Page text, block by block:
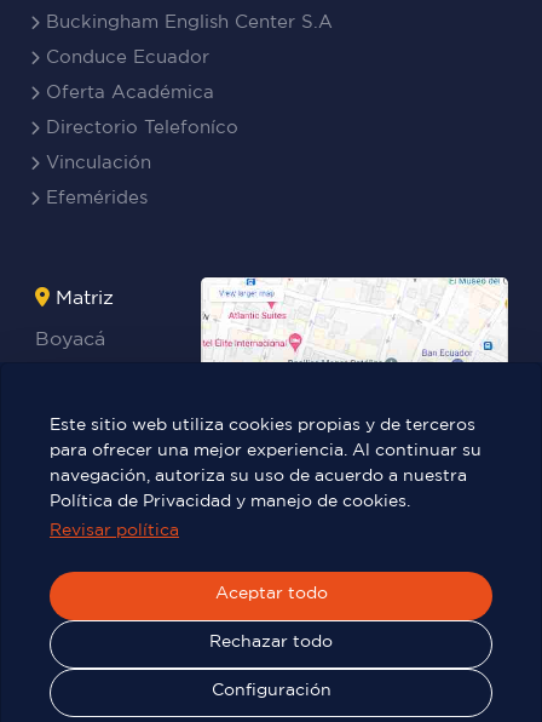
Buckingham English Center S.A
Conduce Ecuador
Oferta Académica
Directorio Telefoníco
Vinculación
Efemérides
Matriz
Boyacá
Teresa
Benites Ayala
| Todos los derechos reservados
Este sitio web utiliza cookies propias y de terceros
para ofrecer una mejor experiencia. Al continuar su
navegación, autoriza su uso de acuerdo a nuestra
Política de Privacidad y manejo de cookies.
Revisar política
Aceptar todo
Rechazar todo
Configuración